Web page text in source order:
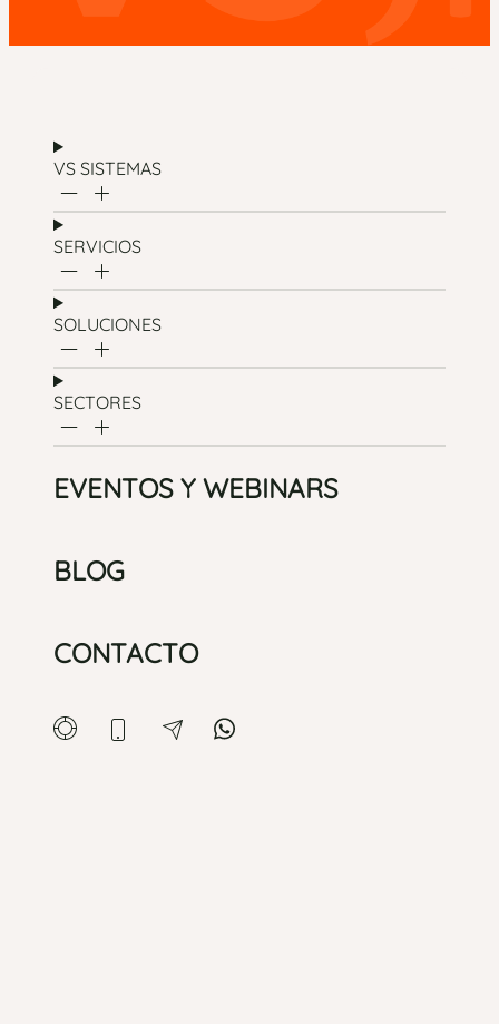
VS SISTEMAS
SERVICIOS
SOLUCIONES
SECTORES
EVENTOS Y WEBINARS
BLOG
CONTACTO